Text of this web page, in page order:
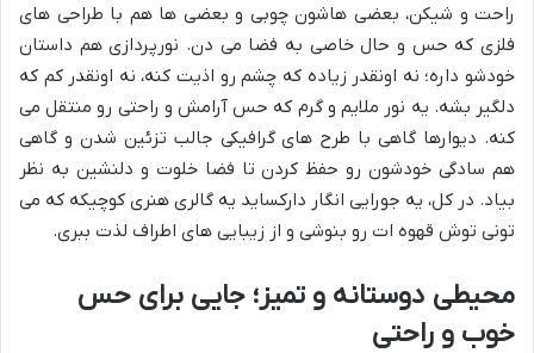
راحت و شیکن، بعضی هاشون چوبی و بعضی ها هم با طراحی های
فلزی که حس و حال خاصی به فضا می دن. نورپردازی هم داستان
خودشو داره؛ نه اونقدر زیاده که چشم رو اذیت کنه، نه اونقدر کم که
دلگیر بشه. یه نور ملایم و گرم که حس آرامش و راحتی رو منتقل می
کنه. دیوارها گاهی با طرح های گرافیکی جالب تزئین شدن و گاهی
هم سادگی خودشون رو حفظ کردن تا فضا خلوت و دلنشین به نظر
بیاد. در کل، یه جورایی انگار دارکساید یه گالری هنری کوچیکه که می
تونی توش قهوه ات رو بنوشی و از زیبایی های اطراف لذت ببری.
محیطی دوستانه و تمیز؛ جایی برای حس
خوب و راحتی